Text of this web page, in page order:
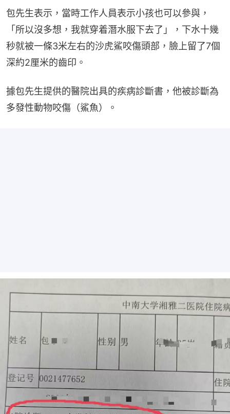
包先生表示，當時工作人員表示小孩也可以參與，
「所以沒多想，我就穿着潛水服下去了」，下水十幾
秒就被一條3米左右的沙虎鯊咬傷頭部，臉上留了7個
深約2厘米的齒印。
據包先生提供的醫院出具的疾病診斷書，他被診斷為
多發性動物咬傷（鯊魚）。